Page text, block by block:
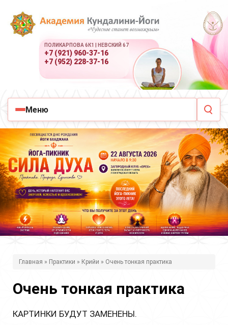
ПОЛИКАРПОВА 6К1 | НЕВСКИЙ 67
+7 (921) 960-37-16
+7 (952) 228-37-16
Меню
з
д
Главная » Практики » Крийи » Очень тонкая практика
Очень тонкая практика
КАРТИНКИ БУДУТ ЗАМЕНЕНЫ.